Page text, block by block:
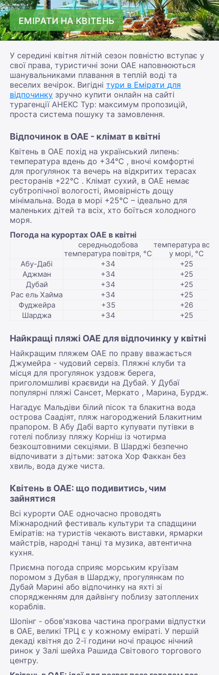
ЕМІРАТИ НА КВІТЕНЬ
У середині квітня літній сезон повністю вступає у
свої права, туристичні зони ОАЕ наповнюються
шанувальниками плавання в теплій воді та
веселих вечірок. Вигідні тури в Емірати для
відпочинку зручно купити онлайн на сайті
турагенції АНЕКС Тур: максимум пропозицій,
проста система пошуку та замовлення.
Відпочинок в ОАЕ - клімат в квітні
Квітень в ОАЕ похід на український липень:
температура вдень до +34°С , вночі комфортні
для прогулянок та вечерь на відкритих терасах
ресторанів +22°С . Клімат сухий, в ОАЕ немає
субтропічної вологості, ймовірність дощу
мінімальна. Вода в морі +25°С – ідеально для
маленьких дітей та всіх, хто боїться холодного
моря.
Погода на курортах ОАЕ в квітні
середньодобова
температура повітря, °С
температура води
у морі, °С
Абу-Дабі
+34
+25
Аджман
+34
+25
Дубай
+34
+25
Рас ель Хайма
+34
+25
Фуджейра
+35
+26
Шарджа
+34 +25
Найкращі пляжі ОАЕ для відпочинку у квітні
Найкращим пляжем ОАЕ по праву вважається
Джумейра - чудовий сервіз. Пляжні клуби та
місця для прогулянок уздовж берега,
приголомшливі краєвиди на Дубай. У Дубаї
популярні пляжі Сансет, Меркато , Марина, Бурдж.
Нагадує Мальдіви білий пісок та блакитна вода
острова Саадіят, пляж нагороджений Блакитним
прапором. В Абу Дабі варто купувати путівки в
готелі поблизу пляжу Корніш із чотирма
безкоштовними секціями. В Шарджі безпечно
відпочивати з дітьми: затока Хор Факкан без
хвиль, вода дуже чиста.
Квітень в ОАЕ: що подивитись, чим
зайнятися
Всі курорти ОАЕ одночасно проводять
Міжнародний фестиваль культури та спадщини
Еміратів: на туристів чекають виставки, ярмарки
майстрів, народні танці та музика, автентична
кухня.
Приємна погода сприяє морським круїзам
поромом з Дубая в Шарджу, прогулянкам по
Дубай Марині або відпочинку на яхті зі
спорядженням для дайвінгу поблизу затоплених
кораблів.
Шопінг - обов'язкова частина програми відпустки
в ОАЕ, великі ТРЦ є у кожному еміраті. У першій
декаді квітня до 2-ї години ночі працює нічний
ринок у Залі шейха Рашида Світового торгового
центру.